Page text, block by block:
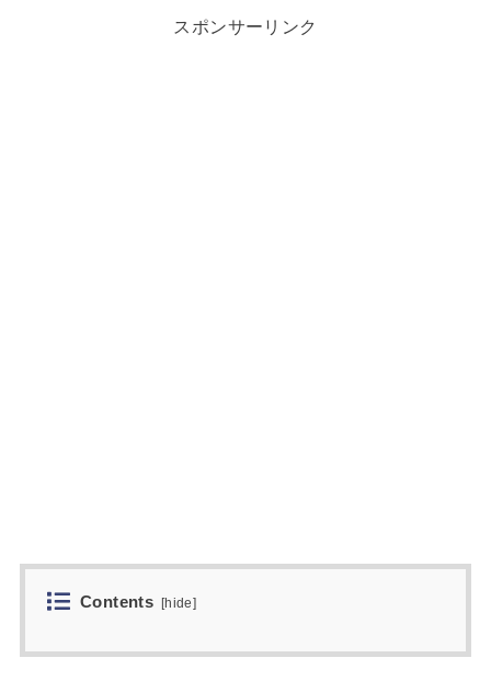
スポンサーリンク
Contents [hide]